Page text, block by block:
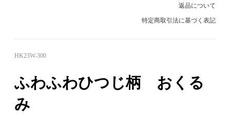
返品について
特定商取引法に基づく表記
HK23W-300
ふわふわひつじ柄 おくる
み